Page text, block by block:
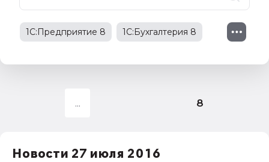
1С:Предприятие 8 1С:Бухгалтерия 8
1С:Бухгалтерия государственного
8
Новости 27 июля 2016